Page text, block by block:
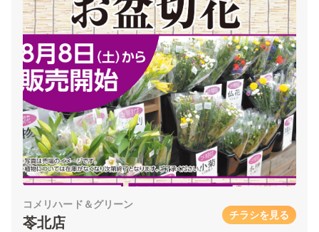
コメリハード＆グリーン
苓北店 チラシを見る